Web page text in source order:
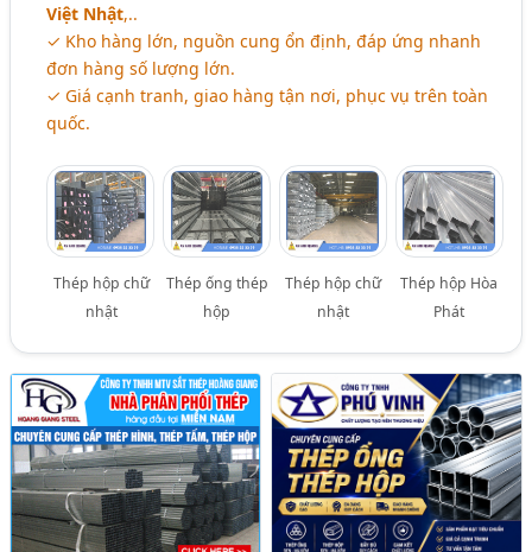
Việt Nhật,..
✓ Kho hàng lớn, nguồn cung ổn định, đáp ứng nhanh
đơn hàng số lượng lớn.
✓ Giá cạnh tranh, giao hàng tận nơi, phục vụ trên toàn
quốc.
Thép hộp chữ
nhật
Thép ống thép
hộp
Thép hộp chữ
nhật
Thép hộp Hòa
Phát